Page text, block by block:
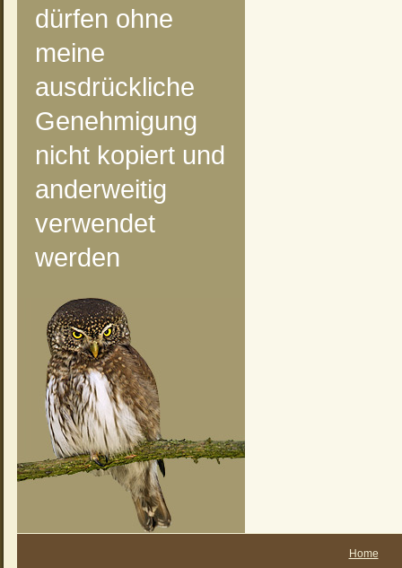
dürfen ohne
meine
ausdrückliche
Genehmigung
nicht kopiert und
anderweitig
verwendet
werden
Home